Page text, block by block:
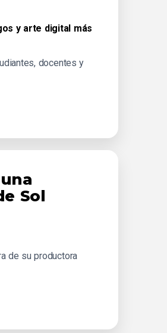
y arte digital más
docentes y
Sol
de su productora